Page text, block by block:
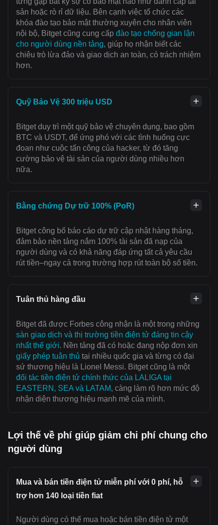
sản hoặc rò rỉ dữ liệu. Bên cạnh việc tổ chức các
khóa đào tạo bảo mật thường xuyên cho nhân viên
nội bộ, Bitget cũng cung cấp đào tạo chống gian lận
cho người dùng nền tảng, giúp họ nhận biết các
chiêu trò lừa đảo và giao dịch an toàn, có trách nhiệm
hơn.
Quỹ Bảo Vệ 300 triệu USD
Bitget duy trì một quỹ bảo vệ chuyên dụng, bao gồm
BTC và USDT, để ứng phó với các tình huống cực
đoan như cuộc tấn công của hacker, từ đó tăng
cường bảo vệ tài sản của người dùng nhiều hơn
nữa.
Bằng chứng Dự trữ 100% (PoR)
Bitget công bố báo cáo dự trữ cập nhật hàng tháng,
đảm bảo nền tảng nắm 100% tài sản đã nạp của
người dùng và có khả năng đáp ứng tất cả yêu cầu
rút tiền–ngay cả trong trường hợp rút toàn bộ số tiền.
Tuân thủ hàng đầu
Bitget đã được Forbes công nhận là một trong những
sàn giao dịch và thị trường tiền điện tử đáng tin cậy
nhất thế giới. Nền tảng đã có hoặc đang nộp đơn xin
giấy phép tuân thủ tại nhiều quốc gia và từng có đại
sứ thương hiệu là Lionel Messi. Bitget cũng là một
đối tác tiền điện tử chính thức của LALIGA tại
EASTERN, SEA và LATAM, càng làm rõ hơn mức độ
nhận diện thương hiệu mạnh mẽ của mình.
Lợi thế về phí giúp giảm chi phí chung cho
người dùng
Mua và bán tiền điện tử miễn phí với 0 phí, hỗ
trợ hơn 140 loại tiền fiat
Người dùng có thể mua hoặc bán tiền điện tử một